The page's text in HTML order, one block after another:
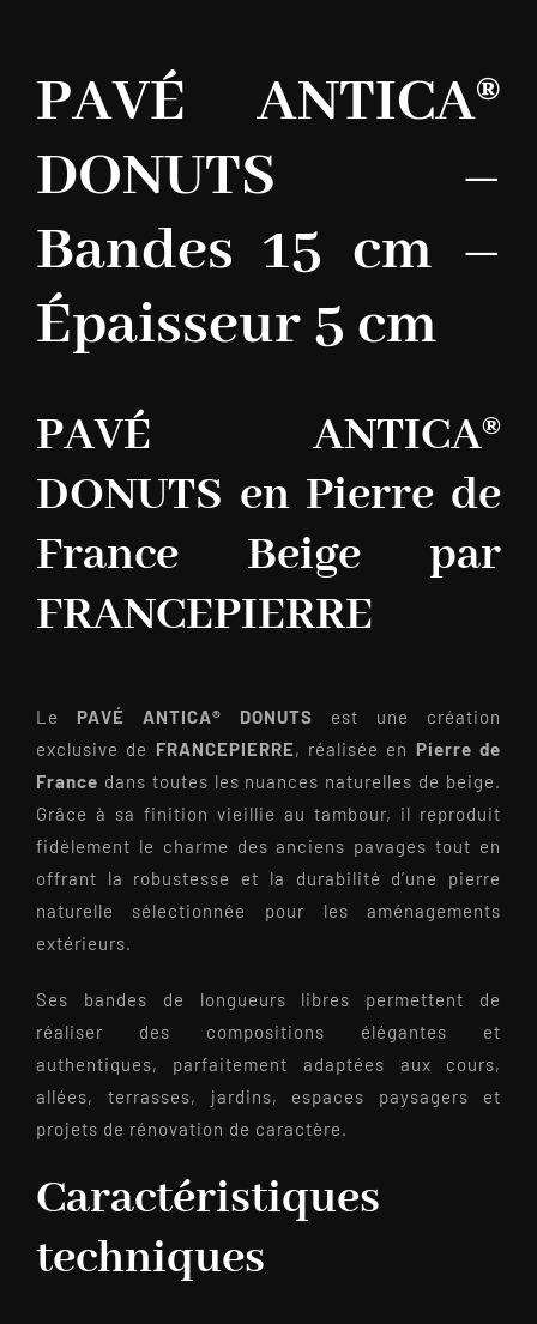
PAVÉ ANTICA®
DONUTS –
Bandes 15 cm –
Épaisseur 5 cm
PAVÉ ANTICA®
DONUTS en Pierre de
France Beige par
FRANCEPIERRE
Le PAVÉ ANTICA® DONUTS est une création
exclusive de FRANCEPIERRE, réalisée en Pierre de
France dans toutes les nuances naturelles de beige.
Grâce à sa finition vieillie au tambour, il reproduit
fidèlement le charme des anciens pavages tout en
offrant la robustesse et la durabilité d’une pierre
naturelle sélectionnée pour les aménagements
extérieurs.
Ses bandes de longueurs libres permettent de
réaliser des compositions élégantes et
authentiques, parfaitement adaptées aux cours,
allées, terrasses, jardins, espaces paysagers et
projets de rénovation de caractère.
Caractéristiques
techniques